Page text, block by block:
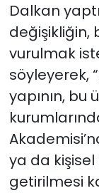
Dalkan
değişikliğin,
vurulmak
söyleyerek,
yapının, bu
ya da
getirilmesi